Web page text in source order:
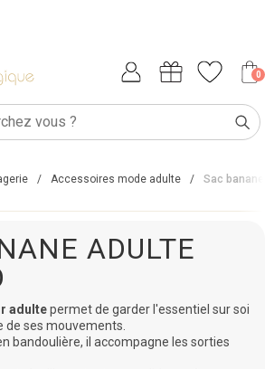
0
/ Accessoires mode adulte / Sac banane
ADULTE
adultepermet de garder l'essentiel sur soi
ses mouvements.
bandoulière, il accompagne les sorties